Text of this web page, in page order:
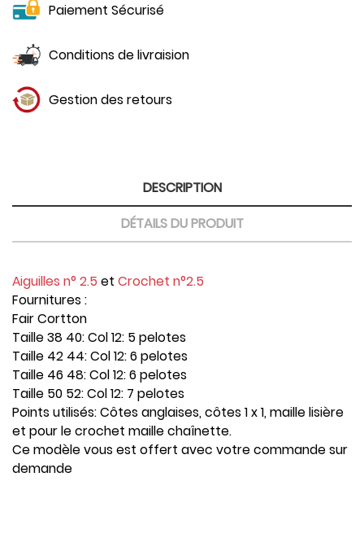
Paiement Sécurisé
Conditions de livraision
Gestion des retours
DESCRIPTION
DÉTAILS DU PRODUIT
Aiguilles n° 2.5 et Crochet n°2.5
Fournitures :
Fair Cortton
Taille 38 40: Col 12: 5 pelotes
Taille 42 44: Col 12: 6 pelotes
Taille 46 48: Col 12: 6 pelotes
Taille 50 52: Col 12: 7 pelotes
Points utilisés: Côtes anglaises, côtes 1 x 1, maille lisière
et pour le crochet maille chaînette.
Ce modèle vous est offert avec votre commande sur
demande